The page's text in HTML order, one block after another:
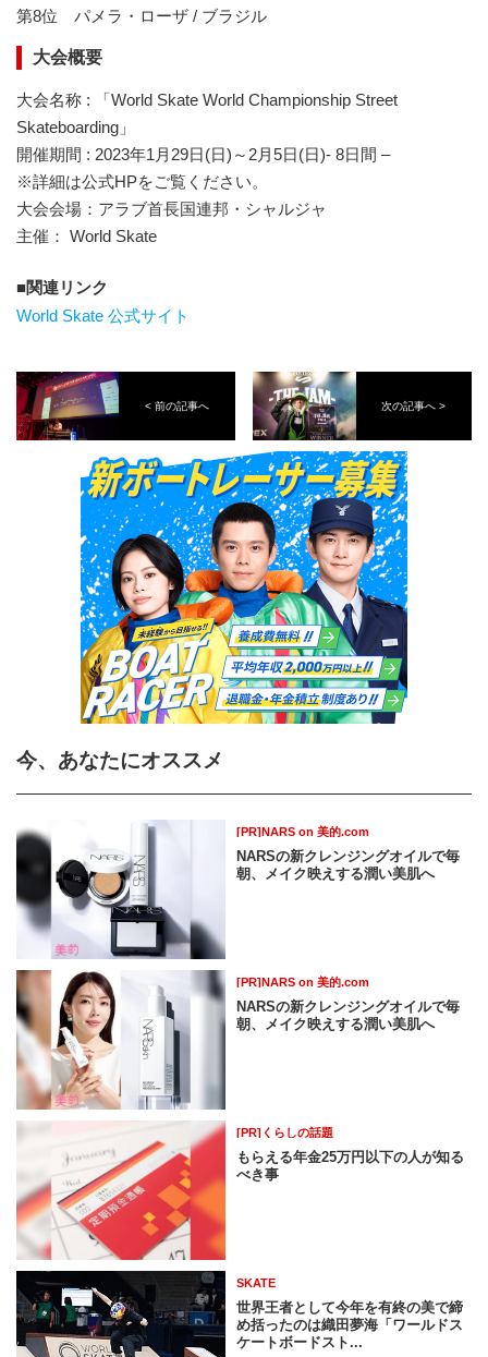
第8位 パメラ・ローザ / ブラジル
大会概要
⼤会名称 : 「World Skate World Championship Street
Skateboarding」
開催期間 : 2023年1月29日(日)～2月5日(日)- 8日間 –
※詳細は公式HPをご覧ください。
大会会場：アラブ首長国連邦・シャルジャ
主催： World Skate
関連リンク
World Skate 公式サイト
< 前の記事へ 次の記事へ >
今、あなたにオススメ
[PR]NARS on 美的.com
NARSの新クレンジングオイルで毎
朝、メイク映えする潤い美肌へ
[PR]NARS on 美的.com
NARSの新クレンジングオイルで毎
朝、メイク映えする潤い美肌へ
[PR]くらしの話題
もらえる年金25万円以下の人が知る
べき事
SKATE
世界王者として今年を有終の美で締
め括ったのは織田夢海「ワールドス
ケートボードスト...